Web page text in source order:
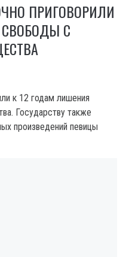
ПРИГОВОРИЛИ
С
к 12 годам лишения
Государству также
произведений певицы